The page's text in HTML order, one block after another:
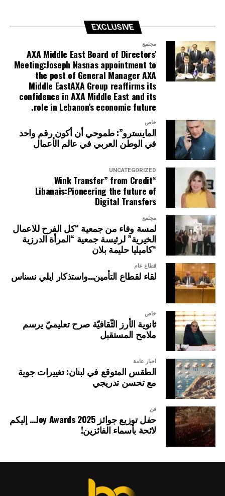
EXCLUSIVE
مجتمع
AXA Middle East Board of Directors’
Meeting:Joseph Nasnas appointment to
the post of General Manager AXA
Middle EastAXA Group reaffirms its
confidence in AXA Middle East and its
role in Lebanon’s economic future.
خاص
المايسترو”: طموحي أن أكون رقم واحد
في الوطن العربي في عالم الأعمال
UNCATEGORIZED
“Wink Transfer” from Credit
Libanais:Pioneering the future of
Digital Transfers
مجتمع
لمسة وفاء من جمعية “كل الفرح للاعمال
الخيرية” لرئيسة جمعية “المرأة الدرزية
“كاميليا حليمة بلان
قطاع عام
لقاء لقطاع التأمين…واستذكار ايلي نسناس
خاص
ثانوية الأرز الثّقافيّة صرح تعليميّ يرسم
ملامح المستقبل
أخبار عامة
الطقس المتوقع في لبنان: تغييرات جوية
مع تحسن تدريجي
فن
حفل توزيع جوائز Joy Awards 2025… إليكم
لائحة بأسماء الفائزين!